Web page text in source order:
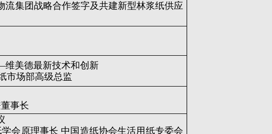
流集团战略合作签字及共建新型林浆纸供应
美德最新技术和创新
市场部高级总监
事长
会原理事长 中国造纸协会生活用纸专委会